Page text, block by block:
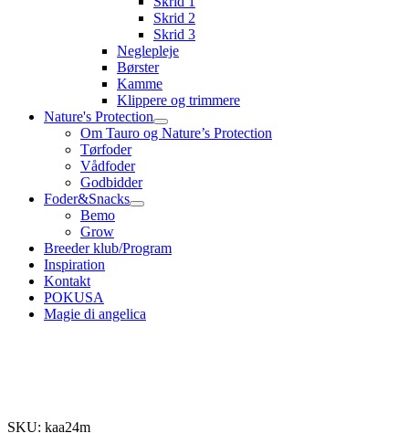
Skrid 2
Skrid 3
Neglepleje
Børster
Kamme
Klippere og trimmere
Nature's Protection
Om Tauro og Nature’s Protection
Tørfoder
Vådfoder
Godbidder
Foder&Snacks
Bemo
Grow
Breeder klub/Program
Inspiration
Kontakt
POKUSA
Magie di angelica
SKU: kaa24m